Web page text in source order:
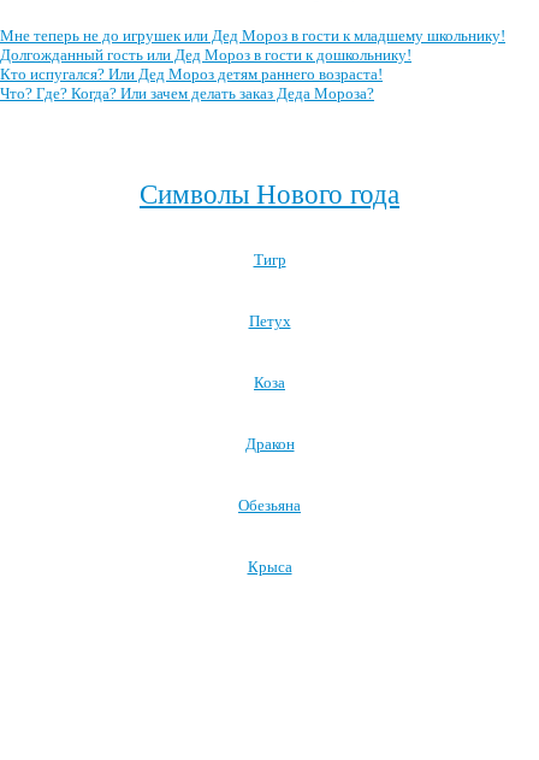
Мне теперь не до игрушек или Дед Мороз в гости к младшему школьнику!
Долгожданный гость или Дед Мороз в гости к дошкольнику!
Кто испугался? Или Дед Мороз детям раннего возраста!
Что? Где? Когда? Или зачем делать заказ Деда Мороза?
Символы Нового года
Тигр
Петух
Коза
Дракон
Обезьяна
Крыса